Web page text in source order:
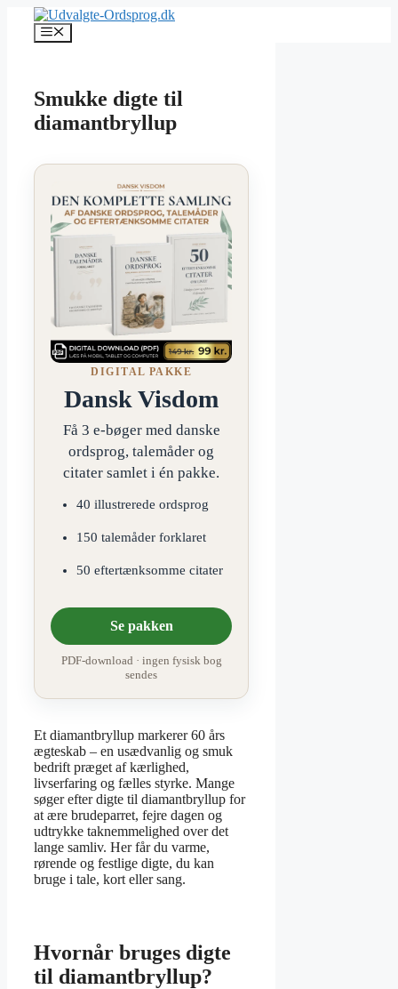
indhold
Menu
Smukke digte til
diamantbryllup
DIGITAL PAKKE
Dansk Visdom
Få 3 e-bøger med danske
ordsprog, talemåder og
citater samlet i én pakke.
40 illustrerede ordsprog
150 talemåder forklaret
50 eftertænksomme citater
Se pakken
PDF-download · ingen fysisk bog
sendes
Et diamantbryllup markerer 60 års
ægteskab – en usædvanlig og smuk
bedrift præget af kærlighed,
livserfaring og fælles styrke. Mange
søger efter digte til diamantbryllup for
at ære brudeparret, fejre dagen og
udtrykke taknemmelighed over det
lange samliv. Her får du varme,
rørende og festlige digte, du kan
bruge i tale, kort eller sang.
Hvornår bruges digte
til diamantbryllup?